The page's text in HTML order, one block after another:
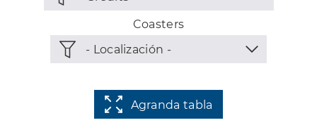
Coasters
Agranda tabla